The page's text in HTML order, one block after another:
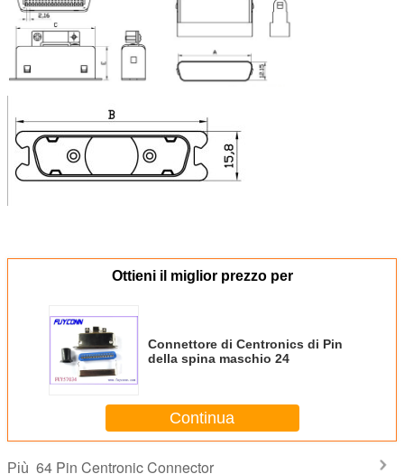
Ottieni il miglior prezzo per
Connettore di Centronics di Pin
della spina maschio 24
Continua
Più 64 Pin Centronic Connector